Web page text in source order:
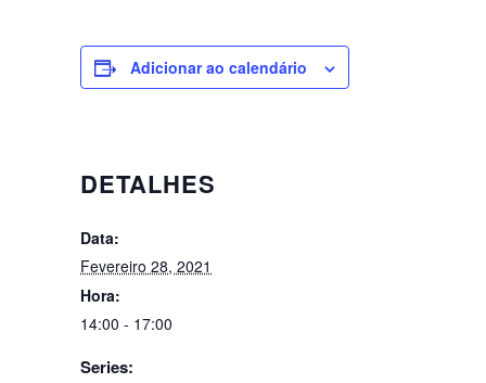
Adicionar ao calendário
DETALHES
Data:
Fevereiro 28, 2021
Hora:
14:00 - 17:00
Series: